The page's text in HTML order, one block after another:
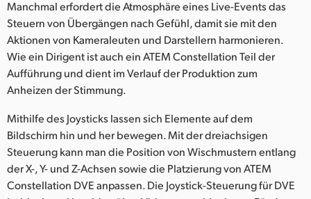
Manchmal erfordert die Atmosphäre eines Live-Events das
Steuern von Übergängen nach Gefühl, damit sie mit den
Aktionen von Kameraleuten und Darstellern harmonieren.
Wie ein Dirigent ist auch ein ATEM Constellation Teil der
Aufführung und dient im Verlauf der Produktion zum
Anheizen der Stimmung.
Mithilfe des Joysticks lassen sich Elemente auf dem
Bildschirm hin und her bewegen. Mit der dreiachsigen
Steuerung kann man die Position von Wischmustern entlang
der X-, Y- und Z-Achsen sowie die Platzierung von ATEM
Constellation DVE anpassen. Die Joystick-Steuerung für DVE